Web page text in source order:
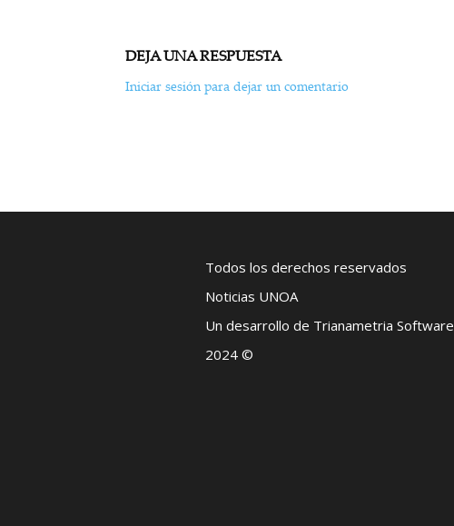
DEJA UNA RESPUESTA
Iniciar sesión para dejar un comentario
Todos los derechos reservados
Noticias UNOA
Un desarrollo de Trianametria Software
2024 ©